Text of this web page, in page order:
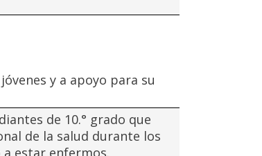
y a apoyo para su
de 10.° grado que
de la salud durante los
estar enfermos.